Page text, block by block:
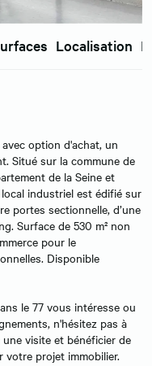
Localisation
option d'achat, un
Situé sur la commune de
de la Seine et
industriel est édifié sur
portes sectionnelle, d’une
Surface de 530 m² non
pour le
Disponible
le 77 vous intéresse ou
n'hésitez pas à
visite et bénéficier de
projet immobilier.